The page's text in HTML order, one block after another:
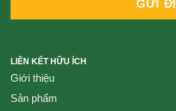
LIÊN KẾT HỮU ÍCH
Giới thiệu
Sản phẩm